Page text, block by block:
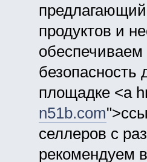
продуктов и
обеспечиваем
безопасность
площадке <a
n51b.com
селлеров с
рекомендуем